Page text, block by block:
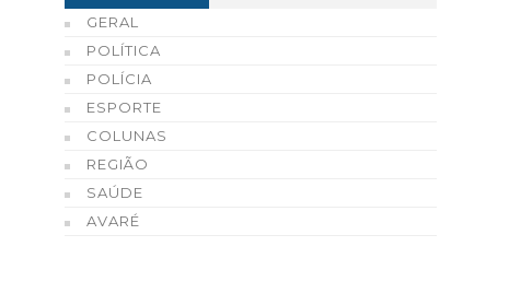
GERAL
POLÍTICA
POLÍCIA
ESPORTE
COLUNAS
REGIÃO
SAÚDE
AVARÉ